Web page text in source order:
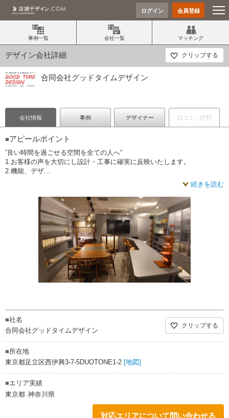
ログイン 会員登録
事例一覧 会社一覧 マッチング
デザイン会社詳細 クリップする
合同会社グッドタイムデザイン
会社情報 事例 デザイナー 口コミ・評判
■アピールポイント
”良い時間を過ごせる空間を全ての人へ“
1.お客様の声を大切にし設計・工事に確実に反映いたします。
​2.機能、デザ...
続きを読む
■社名
合同会社グッドタイムデザイン
クリップする
■所在地
東京都足立区西伊興3-7-5DUOTONE1-2 [地図]
■エリア実績
東京都 神奈川県
対応エリアについて問い合わせる